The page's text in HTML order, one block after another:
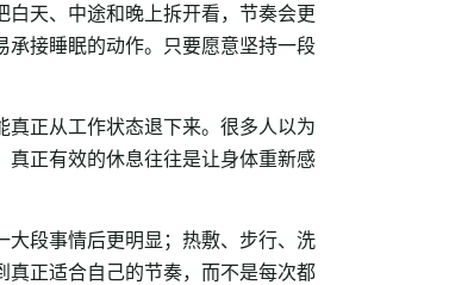
天、中途和晚上拆开看，节奏会更
接睡眠的动作。只要愿意坚持一段
正从工作状态退下来。很多人以为
真正有效的休息往往是让身体重新感
大段事情后更明显；热敷、步行、洗
正适合自己的节奏，而不是每次都